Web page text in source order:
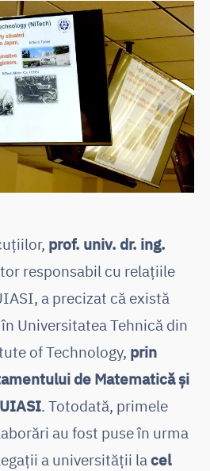
prof. univ. dr. ing.
responsabil cu relațiile
a precizat că există
Universitatea Tehnică din
of Technology, prin
de Matematică și
. Totodată, primele
au fost puse în urma
a universității lacel